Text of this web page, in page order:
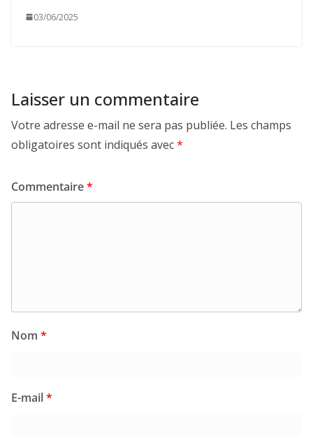
03/06/2025
Laisser un commentaire
Votre adresse e-mail ne sera pas publiée. Les champs
obligatoires sont indiqués avec*
Commentaire*
Nom *
E-mail*